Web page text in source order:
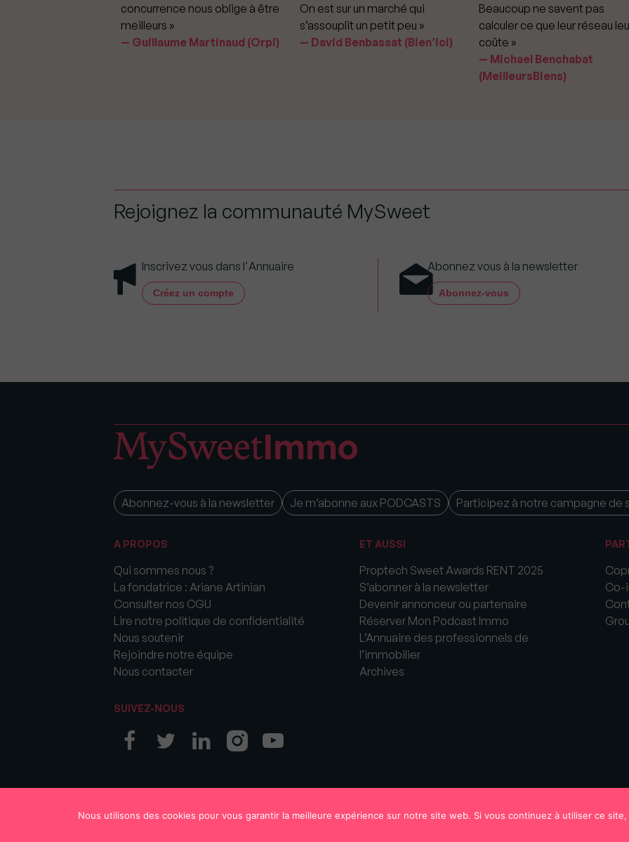
concurrence nous oblige à être
meilleurs »
Guillaume Martinaud (Orpi)
On est sur un marché qui
s’assouplit un petit peu »
David Benbassat (Bien’ici)
Beaucoup ne savent pas
calculer ce que leur réseau
coûte »
Michael Benchabat
(MeilleursBiens)
Rejoignez la communauté MySweet
Inscrivez vous dans l'Annuaire
Créez un compte
Abonnez vous à la newsletter
Abonnez-vous
Abonnez-vous à la newsletter Je m’abonne aux PODCASTS Participez à notre campagne de
A PROPOS
Qui sommes nous ?
La fondatrice : Ariane Artinian
Consulter nos CGU
Lire notre politique de confidentialité
Nous soutenir
Rejoindre notre équipe
Nous contacter
ET AUSSI
Proptech Sweet Awards RENT 2025
S’abonner à la newsletter
Devenir annonceur ou partenaire
Réserver Mon Podcast Immo
L’Annuaire des professionnels de
l’immobilier
Archives
Co-
SUIVEZ-NOUS
Nous utilisons des cookies pour vous garantir la meilleure expérience sur notre site web. Si vous continuez à utiliser ce